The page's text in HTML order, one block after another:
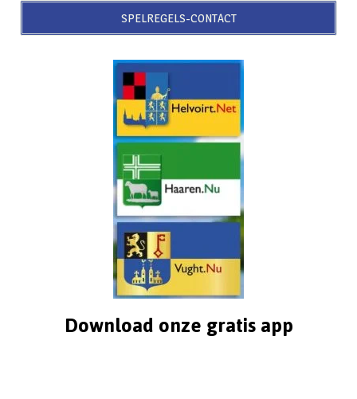
SPELREGELS-CONTACT
Download onze gratis app